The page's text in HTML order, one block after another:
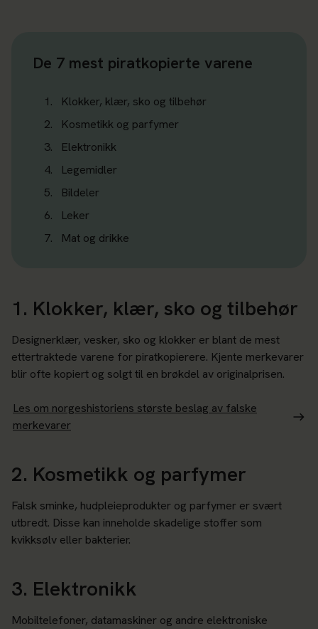
De 7 mest piratkopierte varene
Klokker, klær, sko og tilbehør
Kosmetikk og parfymer
Elektronikk
Legemidler
Bildeler
Leker
Mat og drikke
1. Klokker, klær, sko og tilbehør
Designerklær, vesker, sko og klokker er blant de mest
ettertraktede varene for piratkopierere. Kjente merkevarer
blir ofte kopiert og solgt til en brøkdel av originalprisen.
Les om norgeshistoriens største beslag av falske
merkevarer
2. Kosmetikk og parfymer
Falsk sminke, hudpleieprodukter og parfymer er svært
utbredt. Disse kan inneholde skadelige stoffer som
kvikksølv eller bakterier.
3. Elektronikk
Mobiltelefoner, datamaskiner og andre elektroniske